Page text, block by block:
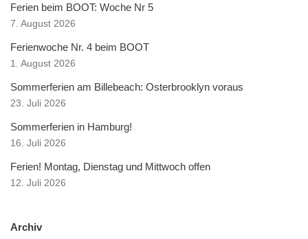
Ferien beim BOOT: Woche Nr 5
7. August 2026
Ferienwoche Nr. 4 beim BOOT
1. August 2026
Sommerferien am Billebeach: Osterbrooklyn voraus
23. Juli 2026
Sommerferien in Hamburg!
16. Juli 2026
Ferien! Montag, Dienstag und Mittwoch offen
12. Juli 2026
Archiv